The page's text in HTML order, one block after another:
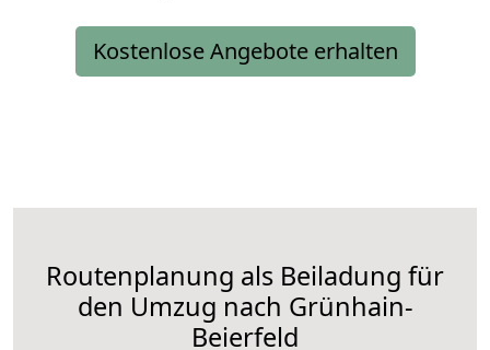
Kostenlose Angebote erhalten
Routenplanung als Beiladung für
den Umzug nach Grünhain-
Beierfeld